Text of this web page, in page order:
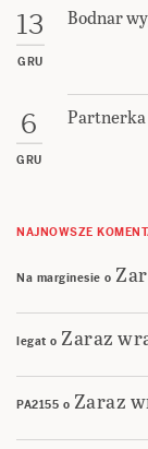
13
GRU
Bodnar
6
GRU
NAJNOWSZE
Na marginesie o
legat o Zaraz
PA2155 o Zaraz